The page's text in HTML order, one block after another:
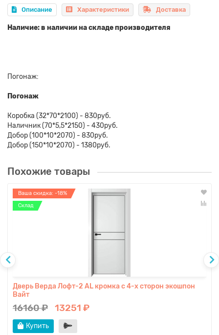
Описание Характеристики Доставка
Наличие: в наличии на складе производителя
Погонаж:
Погонаж
Коробка (32*70*2100) - 830руб.
Наличник (70*5,5*2150) - 430руб.
Добор (100*10*2070) - 830руб.
Добор (150*10*2070) - 1380руб.
Похожие товары
Ваша скидка: -18%
Склад
Дверь Верда Лофт-2 AL кромка с 4-х сторон экошпон
Вайт
16160 ₽ 13251 ₽
Купить